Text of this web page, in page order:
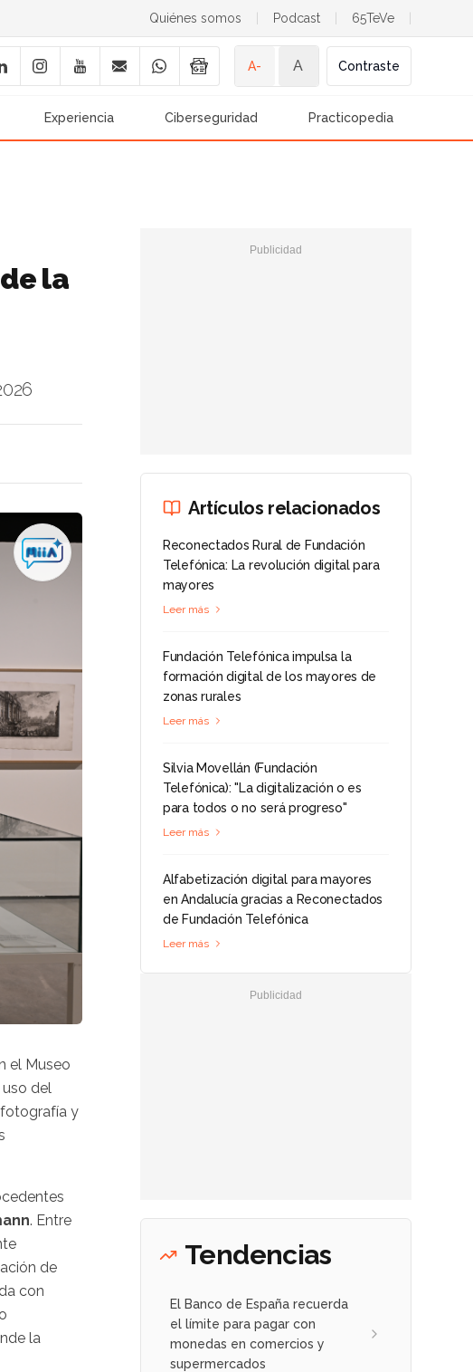
Quiénes somos Podcast 65TeVe
A- A Contraste
Experiencia Ciberseguridad Practicopedia
la
el Museo
del
fotografía y
. Entre
de
con
la
Artículos relacionados
Reconectados Rural de Fundación
Telefónica: La revolución digital para
mayores
Leer más
Fundación Telefónica impulsa la
formación digital de los mayores de
zonas rurales
Leer más
Silvia Movellán (Fundación
Telefónica): "La digitalización o es
para todos o no será progreso"
Leer más
Alfabetización digital para mayores
en Andalucía gracias a Reconectados
de Fundación Telefónica
Leer más
Tendencias
El Banco de España recuerda
el límite para pagar con
monedas en comercios y
supermercados